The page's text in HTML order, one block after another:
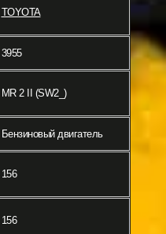
TOYOTA
3955
MR 2 II (SW2_)
Бензиновый двигатель
156
156